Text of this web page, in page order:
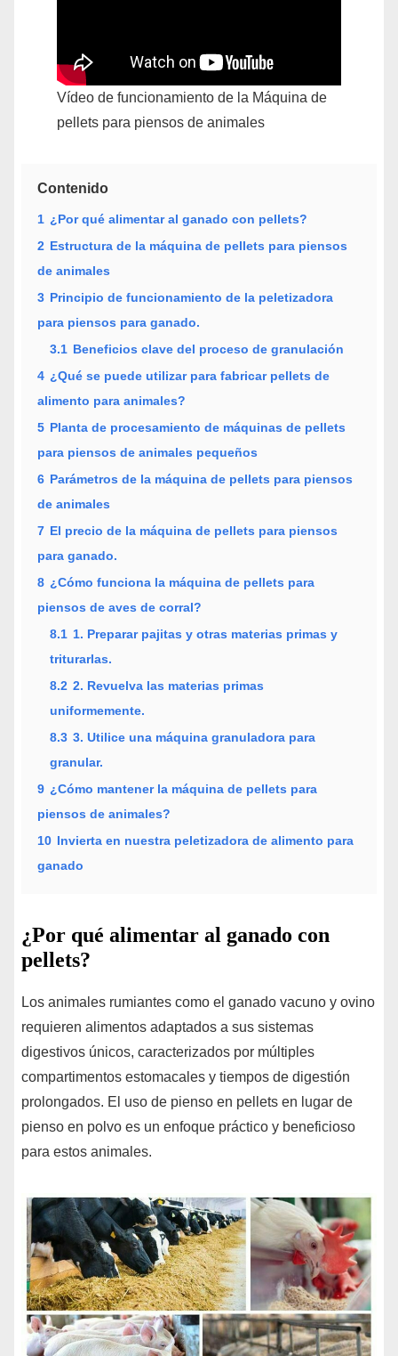
Vídeo de funcionamiento de la Máquina de
pellets para piensos de animales
Contenido
1 ¿Por qué alimentar al ganado con pellets?
2 Estructura de la máquina de pellets para piensos
de animales
3 Principio de funcionamiento de la peletizadora
para piensos para ganado.
3.1 Beneficios clave del proceso de granulación
4 ¿Qué se puede utilizar para fabricar pellets de
alimento para animales?
5 Planta de procesamiento de máquinas de pellets
para piensos de animales pequeños
6 Parámetros de la máquina de pellets para piensos
de animales
7 El precio de la máquina de pellets para piensos
para ganado.
8 ¿Cómo funciona la máquina de pellets para
piensos de aves de corral?
8.1 1. Preparar pajitas y otras materias primas y
triturarlas.
8.2 2. Revuelva las materias primas
uniformemente.
8.3 3. Utilice una máquina granuladora para
granular.
9 ¿Cómo mantener la máquina de pellets para
piensos de animales?
10 Invierta en nuestra peletizadora de alimento para
ganado
¿Por qué alimentar al ganado con
pellets?
Los animales rumiantes como el ganado vacuno y ovino
requieren alimentos adaptados a sus sistemas
digestivos únicos, caracterizados por múltiples
compartimentos estomacales y tiempos de digestión
prolongados. El uso de pienso en pellets en lugar de
pienso en polvo es un enfoque práctico y beneficioso
para estos animales.